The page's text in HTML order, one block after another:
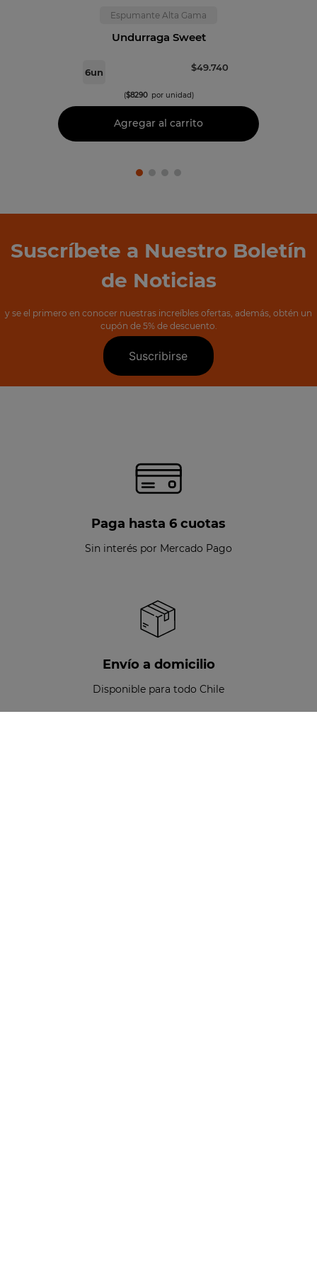
Espumante Alta Gama
Undurraga Sweet
6un $49.740
($8290 por unidad)
Agregar al carrito
Suscríbete a Nuestro Boletín
de Noticias
y se el primero en conocer nuestras increíbles ofertas, además, obtén un
cupón de 5% de descuento.
Suscribirse
Paga hasta 6 cuotas
Sin interés por Mercado Pago
Envío a domicilio
Disponible para todo Chile